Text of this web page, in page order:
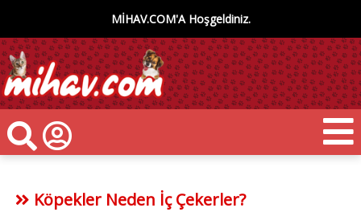
MİHAV.COM'A Hoşgeldiniz.
Köpekler Neden İç Çekerler?